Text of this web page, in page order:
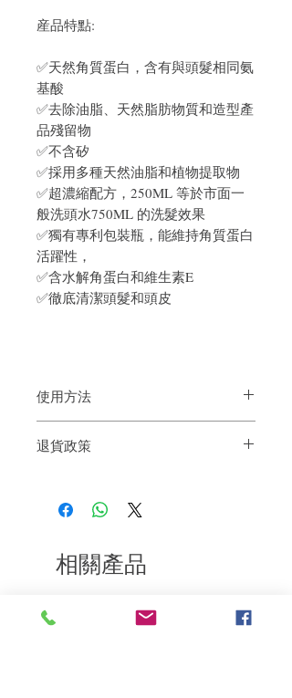
産品特點:
✅天然角質蛋白，含有與頭髮相同氨
基酸
✅去除油脂、天然脂肪物質和造型產
品殘留物
✅不含矽
✅採用多種天然油脂和植物提取物
✅超濃縮配方，250ML 等於市面一
般洗頭水750ML 的洗髮效果
✅獨有專利包裝瓶，能維持角質蛋白
活躍性，
✅含水解角蛋白和維生素E
✅徹底清潔頭髮和頭皮
使用方法
勻分佈。徹底沖洗。
退貨政策
到我們的產品後的前7天內通過電子郵件
相關產品
深層修復